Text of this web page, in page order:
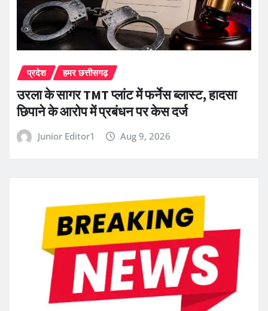
प्रदेश हमर छत्तीसगढ़
उरला के सागर TMT प्लांट में फर्नेस ब्लास्ट, हादसा
छिपाने के आरोप में प्रबंधन पर केस दर्ज
Junior Editor1 Aug 9, 2026